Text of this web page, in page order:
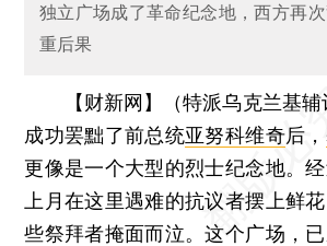
独立广场成了革命纪念地，西方再
重后果
【财新网】（特派乌克兰基辅
成功罢黜了前总统亚努科维奇后，
更像是一个大型的烈士纪念地。
上月在这里遇难的抗议者摆上鲜
些祭拜者掩面而泣。这个广场，